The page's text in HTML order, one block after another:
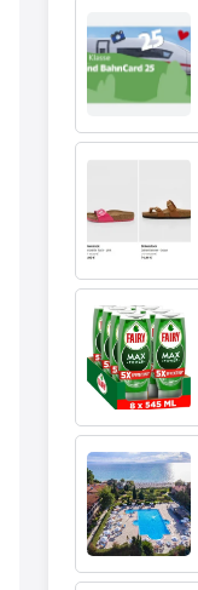
VOR
17:06
↩
Och
Kerstin
21:37